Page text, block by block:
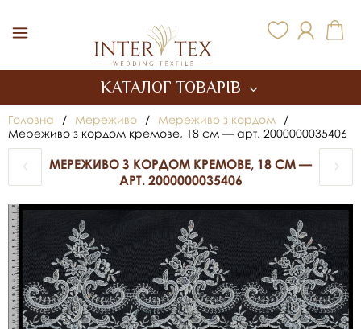
КАТАЛОГ ТОВАРІВ
Головна / Мереживо / Мереживо з кордом
/
Мереживо з кордом кремове, 18 см — арт. 2000000035406
МЕРЕЖИВО З КОРДОМ КРЕМОВЕ, 18 СМ —
АРТ. 2000000035406